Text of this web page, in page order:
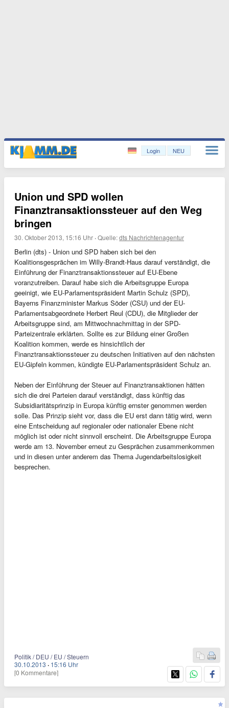
Login NEU
Union und SPD wollen
Finanztransaktionssteuer auf den Weg
bringen
30. Oktober 2013, 15:16 Uhr ·Quelle:dts Nachrichtenagentur
Berlin (dts) - Union und SPD haben sich bei den
Koalitionsgesprächen im Willy-Brandt-Haus darauf verständigt, die
Einführung der Finanztransaktionssteuer auf EU-Ebene
voranzutreiben. Darauf habe sich die Arbeitsgruppe Europa
geeinigt, wie EU-Parlamentspräsident Martin Schulz (SPD),
Bayerns Finanzminister Markus Söder (CSU) und der EU-
Parlamentsabgeordnete Herbert Reul (CDU), die Mitglieder der
Arbeitsgruppe sind, am Mittwochnachmittag in der SPD-
Parteizentrale erklärten. Sollte es zur Bildung einer Großen
Koalition kommen, werde es hinsichtlich der
Finanztransaktionssteuer zu deutschen Initiativen auf den nächsten
EU-Gipfeln kommen, kündigte EU-Parlamentspräsident Schulz an.
Neben der Einführung der Steuer auf Finanztransaktionen hätten
sich die drei Parteien darauf verständigt, dass künftig das
Subsidiaritätsprinzip in Europa künftig ernster genommen werden
solle. Das Prinzip sieht vor, dass die EU erst dann tätig wird, wenn
eine Entscheidung auf regionaler oder nationaler Ebene nicht
möglich ist oder nicht sinnvoll erscheint. Die Arbeitsgruppe Europa
werde am 13. November erneut zu Gesprächen zusammenkommen
und in diesen unter anderem das Thema Jugendarbeitslosigkeit
besprechen.
Politik / DEU / EU / Steuern
30.10.2013 · 15:16 Uhr
[0 Kommentare]